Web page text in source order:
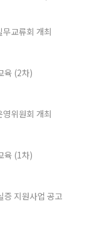
교류회 개최
육 (2차)
위원회 개최
육 (1차)
증 지원사업 공고